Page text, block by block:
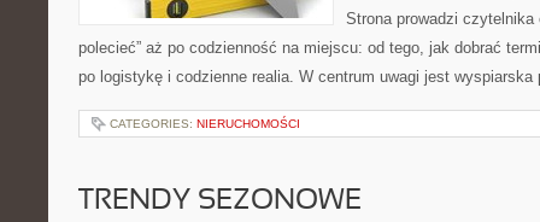
Strona prowadzi czytelnika
polecieć” aż po codzienność na miejscu: od tego, jak dobrać
po logistykę i codzienne realia. W centrum uwagi jest wyspiarska
CATEGORIES: NIERUCHOMOŚCI
TRENDY SEZONOWE